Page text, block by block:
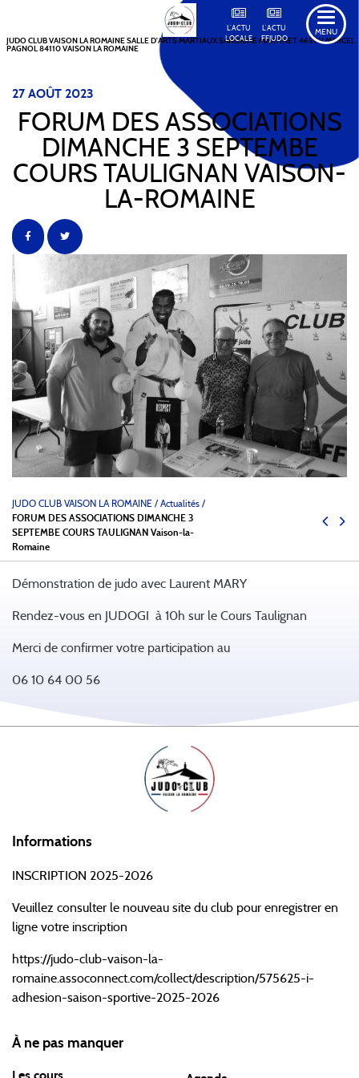
JUDO CLUB VAISON LA ROMAINE SALLE D'ARTS MARTIAUX SANDRINE MARTINET 465 AV MARCEL
PAGNOL 84110 VAISON LA ROMAINE
L'ACTU
FFJUDO
L'ACTU
LOCALE
MENU
27 AOÛT 2023
FORUM DES ASSOCIATIONS
DIMANCHE 3 SEPTEMBE
COURS TAULIGNAN VAISON-
LA-ROMAINE
JUDO CLUB VAISON LA ROMAINE / Actualités /
FORUM DES ASSOCIATIONS DIMANCHE 3
SEPTEMBE COURS TAULIGNAN Vaison-la-
Romaine
Démonstration de judo avec Laurent MARY
Rendez-vous en JUDOGI à 10h sur le Cours Taulignan
Merci de confirmer votre participation au
06 10 64 00 56
Informations
INSCRIPTION 2025-2026
Veuillez consulter le nouveau site du club pour enregistrer en
ligne votre inscription
https://judo-club-vaison-la-
romaine.assoconnect.com/collect/description/575625-i-
adhesion-saison-sportive-2025-2026
À ne pas manquer
Les cours